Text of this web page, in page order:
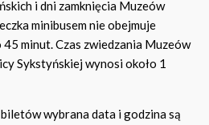
i dni zamknięcia Muzeów
minibusem nie obejmuje
minut. Czas zwiedzania Muzeów
Sykstyńskiej wynosi około 1
wybrana data i godzina są